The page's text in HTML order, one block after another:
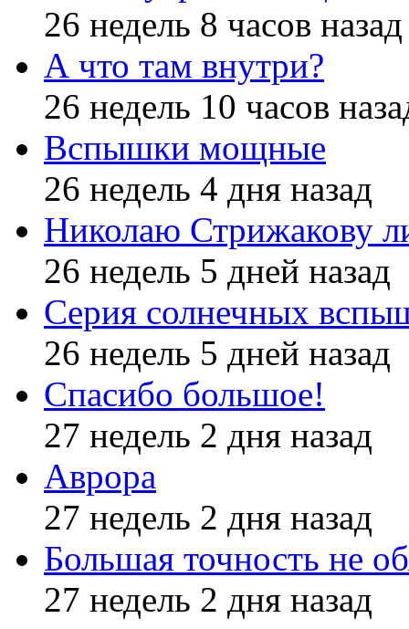
26 недель 8 часов назад
А что там внутри?
26 недель 10 часов
Вспышки мощные
26 недель 4 дня назад
Николаю Стрижакову
26 недель 5 дней назад
Серия солнечных
26 недель 5 дней назад
Спасибо большое!
27 недель 2 дня назад
Аврора
27 недель 2 дня назад
Большая точность не
27 недель 2 дня назад